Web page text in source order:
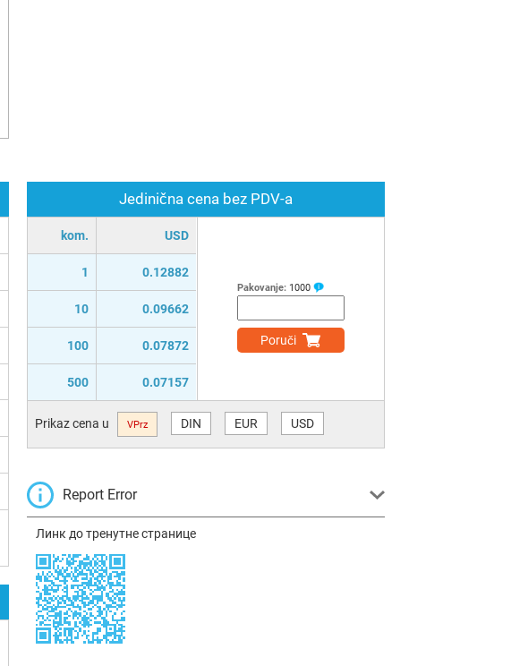
Jedinična cena bez PDV-a
kom. USD
1 0.12882
10 0.09662
100 0.07872
500 0.07157
Pakovanje: 1000
Poruči
Prikaz cena u VPrz DIN EUR USD
Report Error
Линк до тренутне странице